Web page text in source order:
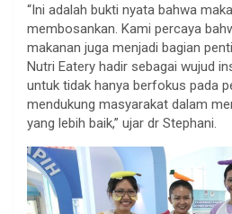
“Ini adalah bukti nyata bahwa
membosankan. Kami percaya
makanan juga menjadi bagian
Nutri Eatery hadir sebagai wujud
untuk tidak hanya berfokus pada
mendukung masyarakat dalam
yang lebih baik,” ujar dr Stephani.